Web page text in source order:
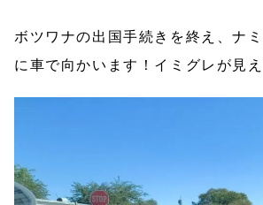
ボツワナの出国手続きを終え、ナ
に車で向かいます！イミグレが見え